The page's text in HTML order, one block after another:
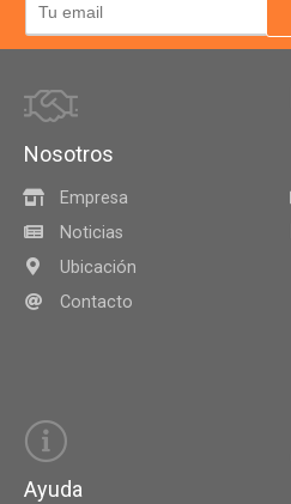
Nosotros
Empresa
Noticias
Ubicación
Contacto
Ayuda